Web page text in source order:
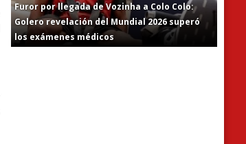
Furor por llegada de Vozinha a Colo Colo:
Golero revelación del Mundial 2026 superó
los exámenes médicos